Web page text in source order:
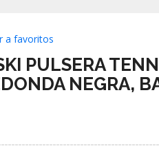
a favoritos
PULSERA
NEGRA,